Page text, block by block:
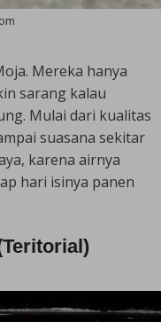
Mereka hanya
sarang kalau
Mulai dari kualitas
suasana sekitar
karena airnya
hari isinya panen